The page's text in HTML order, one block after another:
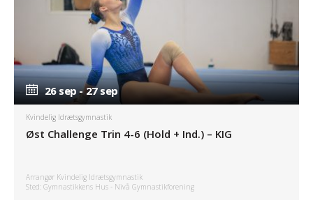
26 sep - 27 sep
26 sep - 27 sep
Kvindelig Idrætsgymnastik
Øst Challenge Trin 4-6 (Hold + Ind.) – KIG
Arrangør Kvindelig Idrætsgymnastik
Sted: Gymnastikkens Hus - Nivå Gymnastikforening